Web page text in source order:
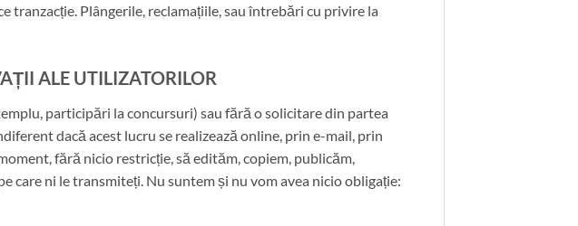
tranzacție. Plângerile, reclamațiile, sau întrebări cu privire la
ALE UTILIZATORILOR
participări la concursuri) sau fără o solicitare din partea
dacă acest lucru se realizează online, prin e-mail, prin
fără nicio restricție, să edităm, copiem, publicăm,
ni le transmiteți. Nu suntem și nu vom avea nicio obligație: